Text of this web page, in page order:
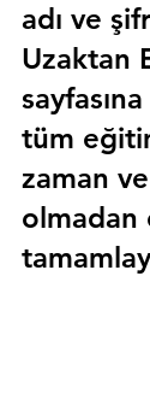
adı ve
Uzaktan
tüm
zaman ve
olmadan